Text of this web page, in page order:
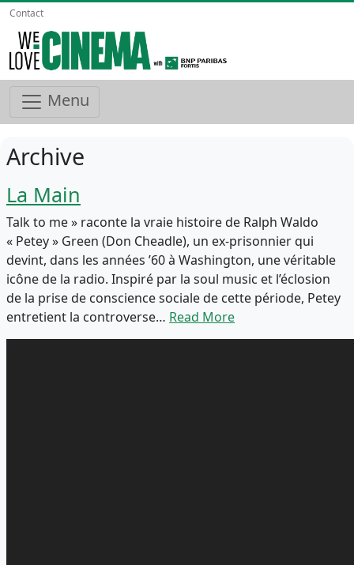
Contact
Menu
Archive
La Main
Talk to me » raconte la vraie histoire de Ralph Waldo
« Petey » Green (Don Cheadle), un ex-prisonnier qui
devint, dans les années ’60 à Washington, une véritable
icône de la radio. Inspiré par la soul music et l’éclosion
de la prise de conscience sociale de cette période, Petey
entretient la controverse… Read More